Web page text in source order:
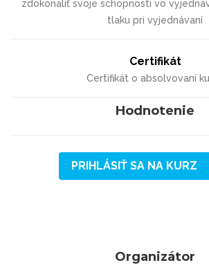
zdokonaliť svoje schopnosti vo
tlaku pri vyjednávaní
Certifikát
Certifikát o absolvovaní
Hodnotenie
PRIHLÁSIŤ SA NA KURZ
Organizátor